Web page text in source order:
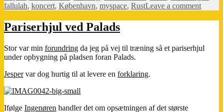
on
fallulah, koncert, København, myspace, RustLeave a commenton
Pariserhjul ved Palads
Stor var min forundring da jeg på vej til træning så et pariserhjul
under opbygning på pladsen foran Palads.
Jespervar dog hurtig til at levere en forklaring.
Ifølge Ingenøren handler det om opsætningen af det største